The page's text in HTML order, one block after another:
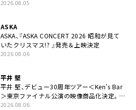
ー
2026.08.05
ASKA
ASKA、『ASKA CONCERT 2026 昭和が見て
いたクリスマス!? 』発売＆上映決定
2026.08.06
平井 堅
平井 堅、デビュー30周年ツアー＜Ken’s Bar
＞東京ファイナル公演の映像商品化決定。ブ
ックレットには平井堅のメッセージ掲載も
2026.08.06